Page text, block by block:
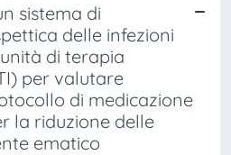
sistema di
delle infezioni
di terapia
per valutare
di medicazione
la riduzione delle
ematico